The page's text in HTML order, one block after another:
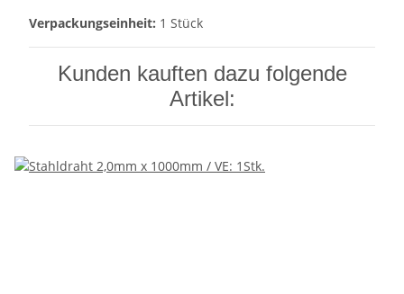
Verpackungseinheit: 1 Stück
Kunden kauften dazu folgende
Artikel: